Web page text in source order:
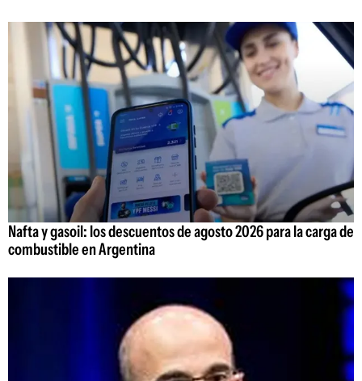
Nafta y gasoil: los descuentos de agosto 2026 para la carga de
combustible en Argentina